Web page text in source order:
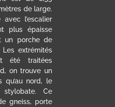
de large.
l’escalier
plus épaisse
un porche de
extrémités
été traitées
on trouve un
qu’au nord, le
stylobate. Ce
gneiss, porte